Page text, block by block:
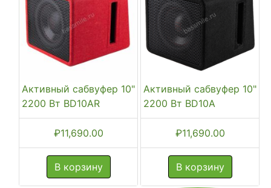
Активный сабвуфер 10"
2200 Вт BD10AR
₽11,690.00
В корзину
Активный сабвуфер 10"
2200 Вт BD10A
₽11,690.00
В корзину